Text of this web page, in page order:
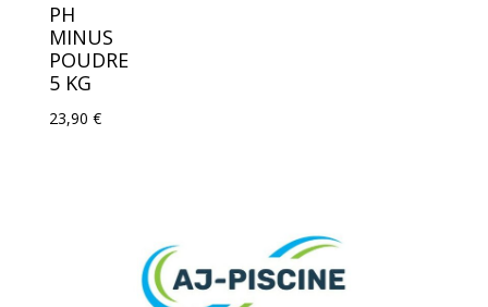
PH
MINUS
POUDRE
5 KG
23,90 €